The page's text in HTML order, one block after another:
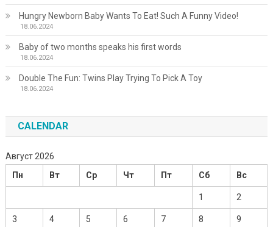
Hungry Newborn Baby Wants To Eat! Such A Funny Video!
18.06.2024
Baby of two months speaks his first words
18.06.2024
Double The Fun: Twins Play Trying To Pick A Toy
18.06.2024
CALENDAR
Август 2026
Пн
Вт Ср Чт Пт Сб Вс
1 2
3 4 5 6 7 8 9